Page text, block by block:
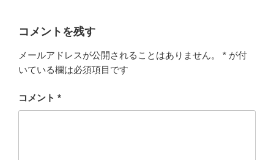
コメントを残す
メールアドレスが公開されることはありません。 * が付
いている欄は必須項目です
コメント *